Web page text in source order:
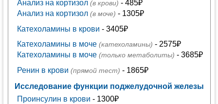
Анализ на кортизол (в крови) - 485₽
Анализ на кортизол (в моче) - 1305₽
Катехоламины в крови - 3405₽
Катехоламины в моче (катехоламины) - 2575₽
Катехоламины в моче (только метаболиты) - 3685₽
Ренин в крови (прямой тест) - 1865₽
Исследование функции поджелудочной железы
Проинсулин в крови - 1300₽